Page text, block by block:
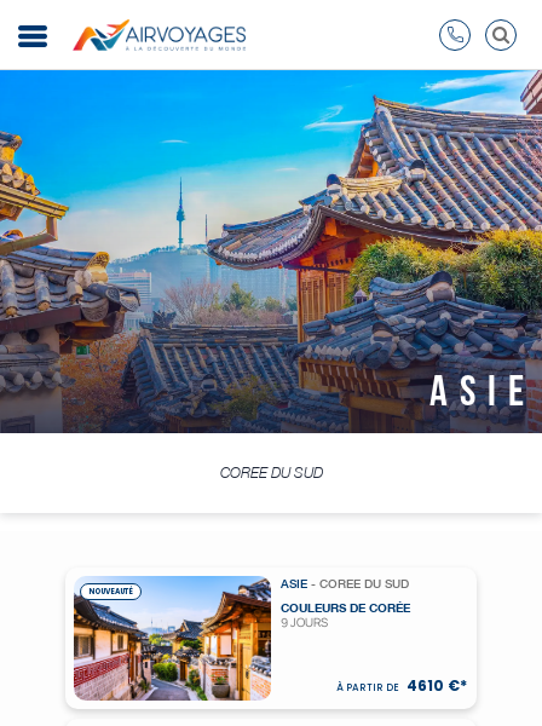
ASIE
COREE DU SUD
ASIE - COREE DU SUD
COULEURS DE CORÉE
9 JOURS
À PARTIR DE 4610 €*
NOUVEAUTÉ